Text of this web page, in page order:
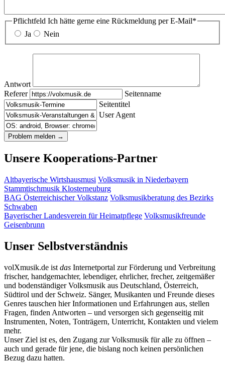
Pflichtfeld Ich hätte gerne eine Rückmeldung per E-Mail*
Ja
Nein
Antwort
Referer
Seitenname
Seitentitel
User Agent
Unsere Kooperations-Partner
Altbayerische Wirtshausmusi Volksmusik in Niederbayern
Stammtischmusik Klosterneuburg
BAG Österreichischer Volkstanz Volksmusikberatung des Bezirks
Schwaben
Bayerischer Landesverein für Heimatpflege Volksmusikfreunde
Geisenbrunn
Unser Selbstverständnis
volXmusik.de ist das Internetportal zur Förderung und Verbreitung
frischer, handgemachter, lebendiger, ehrlicher, frecher, zeitgemäßer
und bodenständiger Volksmusik aus Deutschland, Österreich,
Südtirol und der Schweiz. Sänger, Musikanten und Freunde dieses
Genres tauschen hier Informationen und Erfahrungen aus, stellen
Fragen, finden Antworten – und versorgen sich gegenseitig mit
Instrumenten, Noten, Tonträgern, Unterricht, Kontakten und vielem
mehr.
Unser Ziel ist es, den Zugang zur Volksmusik für alle zu öffnen –
auch und gerade für jene, die bislang noch keinen persönlichen
Bezug dazu hatten.